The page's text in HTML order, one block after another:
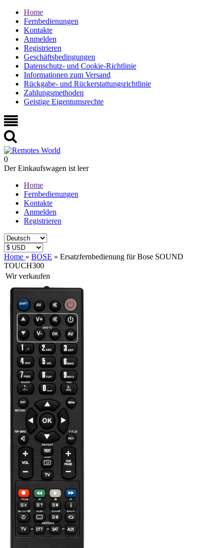
Home
Fernbedienungen
Kontakte
Anmelden
Registrieren
Geschäftsbedingungen
Datenschutz- und Cookie-Richtlinie
Informationen zum Versand
Rückgabe- und Rückerstattungsrichtlinie
Zahlungsmethoden
Geistige Eigentumsrechte
0
Der Einkaufswagen ist leer
Home
Fernbedienungen
Kontakte
Anmelden
Registrieren
Home » BOSE » Ersatzfernbedienung für Bose SOUND
TOUCH300
Wir verkaufen